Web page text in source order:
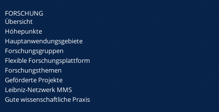
FORSCHUNG
Übersicht
Höhepunkte
Hauptanwendungsgebiete
Forschungsgruppen
Flexible Forschungsplattform
Forschungsthemen
Geförderte Projekte
Leibniz-Netzwerk MMS
Gute wissenschaftliche Praxis